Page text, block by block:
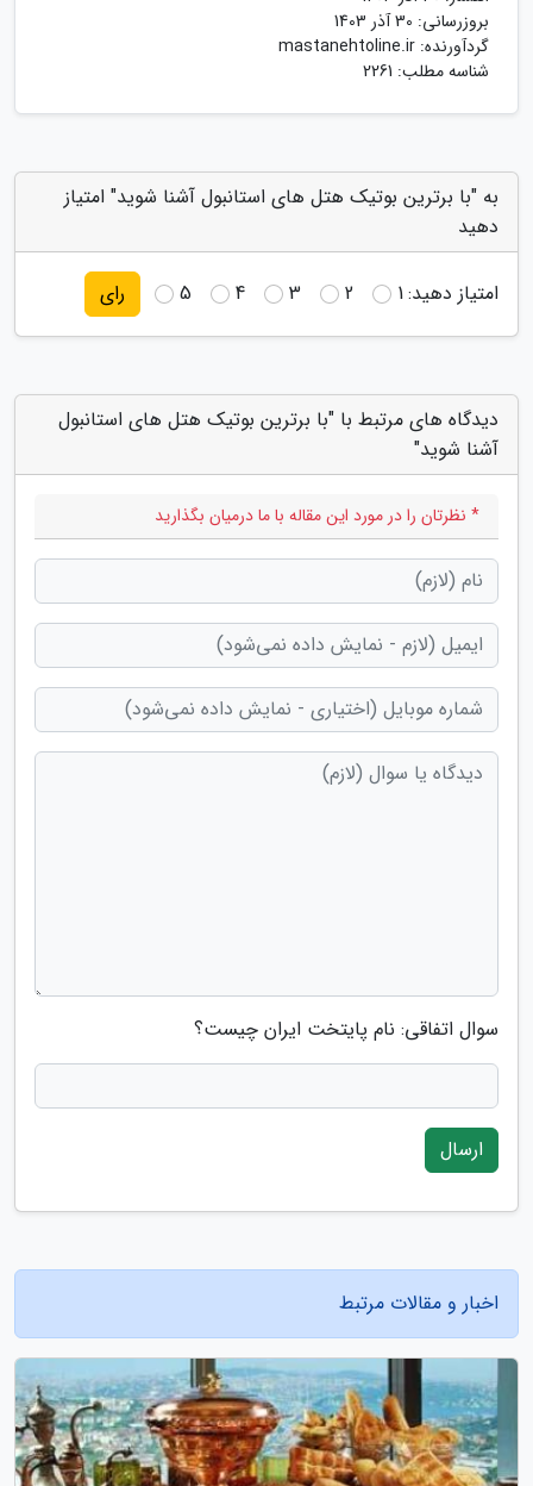
بروزرسانی: 30 آذر 1403
گردآورنده: mastanehtoline.ir
شناسه مطلب: 2261
به "با برترین بوتیک هتل های استانبول آشنا شوید" امتیاز
دهید
امتیاز دهید:1
2
3
4
5 رای
دیدگاه های مرتبط با "با برترین بوتیک هتل های استانبول
آشنا شوید"
* نظرتان را در مورد این مقاله با ما درمیان بگذارید
سوال اتفاقی: نام پایتخت ایران چیست؟
ارسال
اخبار و مقالات مرتبط